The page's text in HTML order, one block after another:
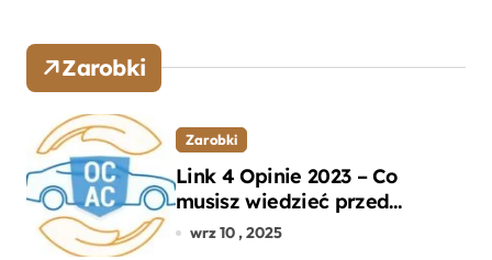
Zarobki
Zarobki
Link 4 Opinie 2023 – Co
musisz wiedzieć przed
wyborem ubezpieczenia OC i
wrz 10 , 2025